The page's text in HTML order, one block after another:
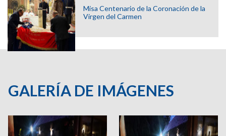
Misa Centenario de la Coronación de la
Virgen del Carmen
GALERÍA DE IMÁGENES